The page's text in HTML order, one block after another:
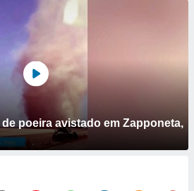
poeira avistado em Zapponeta,